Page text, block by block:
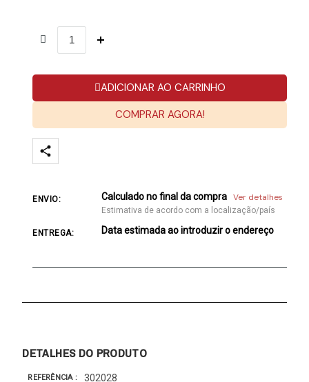
ADICIONAR AO CARRINHO
COMPRAR AGORA!
ENVIO: Calculado no final da compra Ver detalhes
Estimativa de acordo com a localização/país
ENTREGA: Data estimada ao introduzir o endereço
DETALHES DO PRODUTO
REFERÊNCIA 302028